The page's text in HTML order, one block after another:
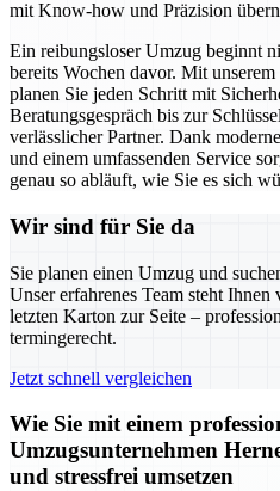
mit Know-how und Präzision
Ein reibungsloser Umzug beginnt
bereits Wochen davor. Mit
planen Sie jeden Schritt mit
Beratungsgespräch bis zur
verlässlicher Partner. Dank
und einem umfassenden Service
genau so abläuft, wie Sie es sich
Wir sind für Sie da
Sie planen einen Umzug und
Unser erfahrenes Team steht
letzten Karton zur Seite –
termingerecht.
Jetzt schnell vergleichen
Wie Sie mit einem
Umzugsunternehmen
und stressfrei umsetzen